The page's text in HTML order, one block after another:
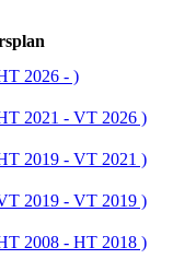
2026 - )
2021 - VT 2026 )
2019 - VT 2021 )
2019 - VT 2019 )
2008 - HT 2018 )